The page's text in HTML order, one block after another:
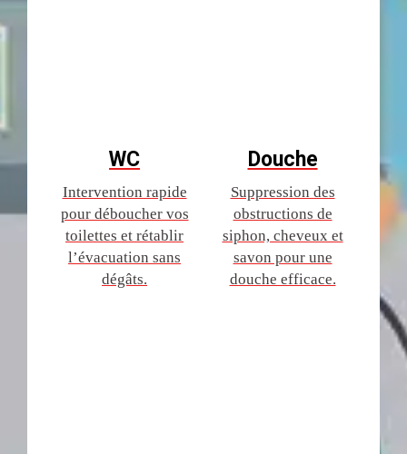
WC
Intervention rapide
pour déboucher vos
toilettes et rétablir
l’évacuation sans
dégâts.
Douche
Suppression des
obstructions de
siphon, cheveux et
savon pour une
douche efficace.